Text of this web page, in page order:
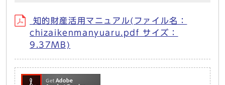
知的財産活用マニュアル(ファイル名：
chizaikenmanyuaru.pdf サイズ：
9.37MB)